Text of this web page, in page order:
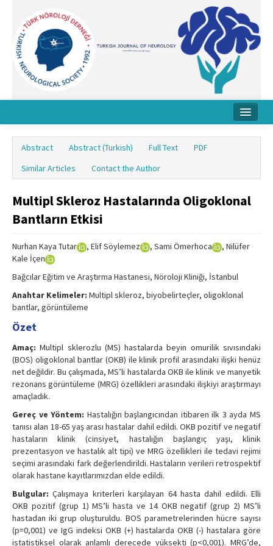
Board
Instructions
Contact Us
Abstract Abstract (Turkish) Full Text
PDF
Similar Articles
Contact the Author
Multipl Skleroz Hastalarında Oligoklonal
Bantların Etkisi
Nurhan Kaya Tutar , Elif Söylemez , Sami Ömerhoca
, Nilüfer
Kale İçen
Bağcılar Eğitim ve Araştırma Hastanesi, Nöroloji Kliniği, İstanbul
Anahtar Kelimeler: Multipl skleroz, biyobelirteçler, oligoklonal
bantlar, görüntüleme
Özet
Amaç: Multipl sklerozlu (MS) hastalarda beyin omurilik sıvısındaki
(BOS) oligoklonal bantlar (OKB) ile klinik profil arasındaki ilişki henüz
net değildir. Bu çalışmada, MS’li hastalarda OKB ile klinik ve manyetik
rezonans görüntüleme (MRG) özellikleri arasındaki ilişkiyi araştırmayı
amaçladık.
Gereç ve Yöntem: Hastalığın başlangıcından itibaren ilk 3 ayda MS
tanısı alan 18-65 yaş arası hastalar dahil edildi. OKB pozitif ve negatif
hastaların klinik (cinsiyet, hastalığın başlangıç yaşı, klinik
prezentasyon ve hastalık alt tipi) ve MRG özellikleri ile tedavi rejimi
seçimi arasındaki fark değerlendirildi. Hastaların verileri retrospektif
olarak hastane kayıtlarımızdan elde edildi.
Bulgular: Çalışmaya kriterleri karşılayan 64 hasta dahil edildi. Elli
OKB pozitif (grup 1) MS’li hasta ve 14 OKB negatif (grup 2) MS’li
hastadan iki grup oluşturuldu. BOS parametrelerinden hücre sayısı
(p=0,001) ve IgG indeksi OKB (+) hastalarda OKB (-) hastalara göre
istatistiksel olarak anlamlı derecede yüksekti (p<0,001). MRG’de,